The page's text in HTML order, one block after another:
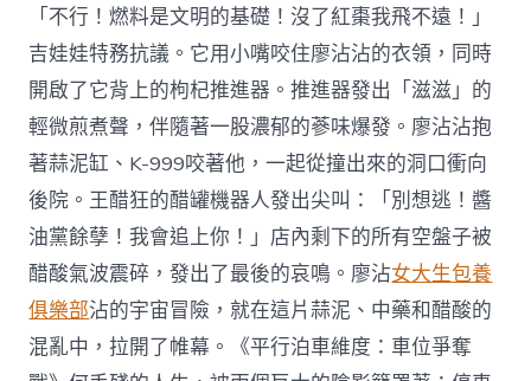
「不行！燃料是文明的基礎！沒了紅棗我飛不遠！」
吉娃娃特務抗議。它用小嘴咬住廖沾沾的衣領，同時
開啟了它背上的枸杞推進器。推進器發出「滋滋」的
輕微煎煮聲，伴隨著一股濃郁的蔘味爆發。廖沾沾抱
著蒜泥缸、K-999咬著他，一起從撞出來的洞口衝向
後院。王醋狂的醋罐機器人發出尖叫：「別想逃！醬
油黨餘孽！我會追上你！」店內剩下的所有空盤子被
醋酸氣波震碎，發出了最後的哀鳴。廖沾女大生包養
俱樂部沾的宇宙冒險，就在這片蒜泥、中藥和醋酸的
混亂中，拉開了帷幕。《平行泊車維度：車位爭奪